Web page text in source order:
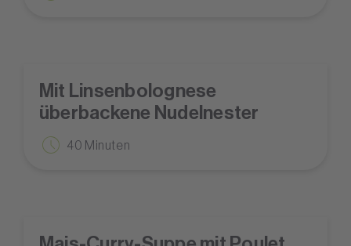
Mit Linsenbolognese
überbackene Nudelnester
40 Minuten